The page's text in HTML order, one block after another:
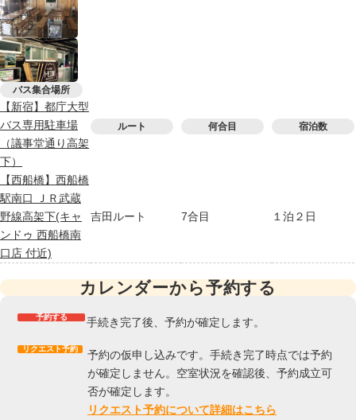
バス集合場所
【新宿】都庁大型
バス専用駐車場
（議事堂通り高架
下）
【西船橋】西船橋
駅南口 ＪＲ武蔵
野線高架下(キャ
ンドゥ 西船橋南
口店 付近)
ルート
吉田ルート
何合目
7合目
宿泊数
１泊２日
カレンダーから予約する
予約する 手続き完了後、予約が確定します。
リクエスト予約
予約の仮申し込みです。手続き完了時点では予約
が確定しません。空室状況を確認後、予約成立可
否が確定します。
リクエスト予約について詳細はこちら